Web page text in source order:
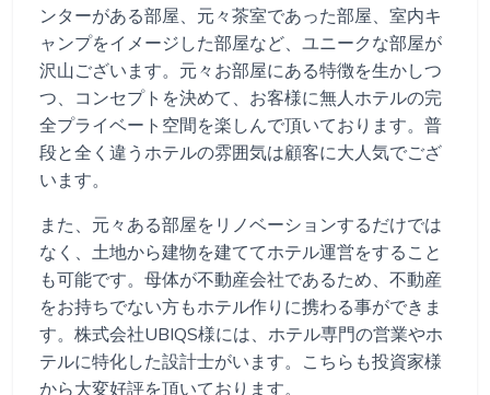
ンターがある部屋、元々茶室であった部屋、室内キ
ャンプをイメージした部屋など、ユニークな部屋が
沢山ございます。元々お部屋にある特徴を生かしつ
つ、コンセプトを決めて、お客様に無人ホテルの完
全プライベート空間を楽しんで頂いております。普
段と全く違うホテルの雰囲気は顧客に大人気でござ
います。
また、元々ある部屋をリノベーションするだけでは
なく、土地から建物を建ててホテル運営をすること
も可能です。母体が不動産会社であるため、不動産
をお持ちでない方もホテル作りに携わる事ができま
す。株式会社UBIQS様には、ホテル専門の営業やホ
テルに特化した設計士がいます。こちらも投資家様
から大変好評を頂いております。